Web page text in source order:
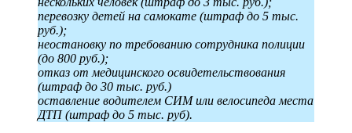
перевозку детей на самокате (штраф до 5 тыс.
руб.);
неостановку по требованию сотрудника полиции
(до 800 руб.);
отказ от медицинского освидетельствования
(штраф до 30 тыс. руб.)
оставление водителем СИМ или велосипеда места
ДТП (штраф до 5 тыс. руб).